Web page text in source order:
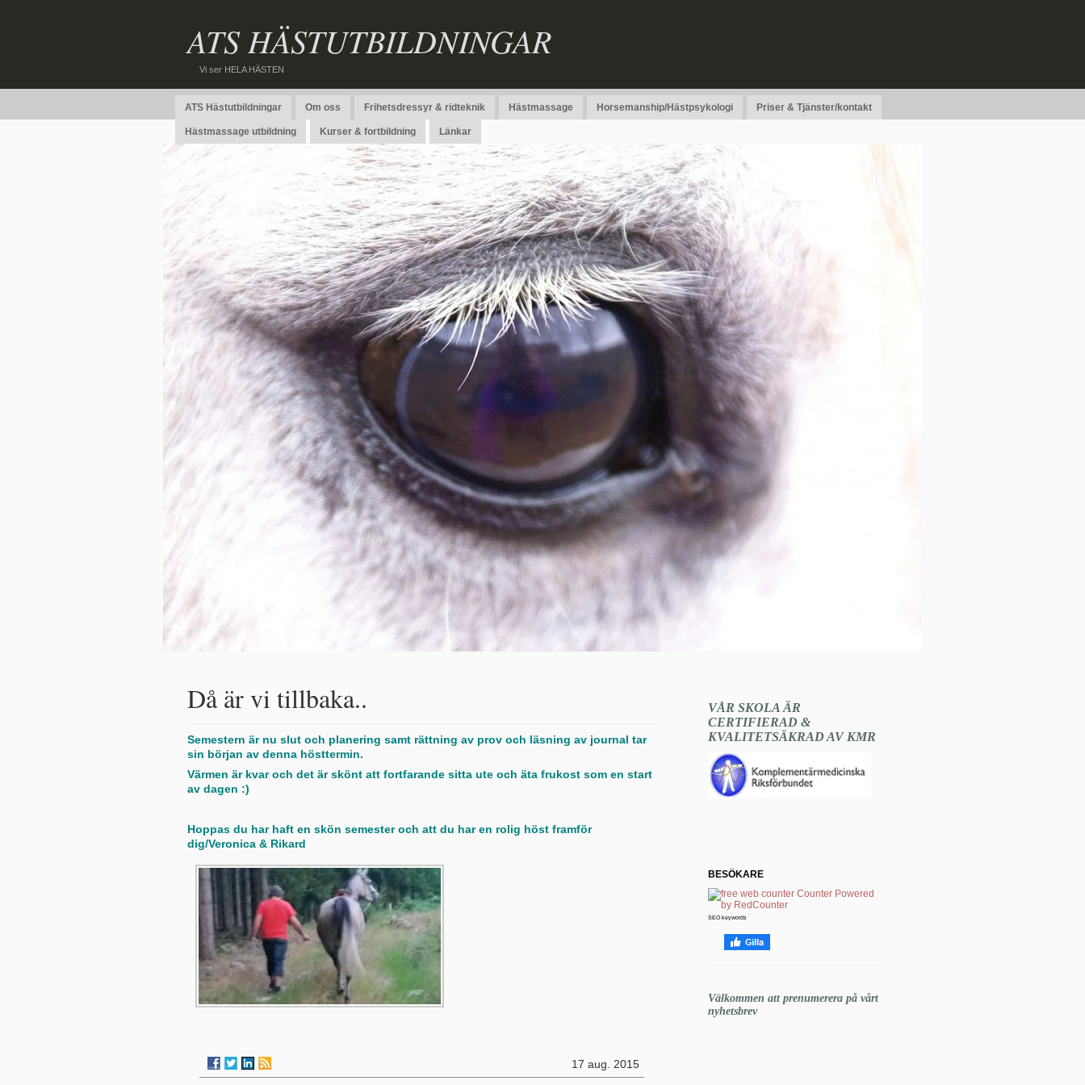
ATS HÄSTUTBILDNINGAR
Vi ser HELA HÄSTEN
ATS Hästutbildningar Om oss Frihetsdressyr & ridteknik Hästmassage Horsemanship/Hästpsykologi Priser & Tjänster/kontakt
Hästmassage utbildning Kurser & fortbildning Länkar
Då är vi tillbaka..
Semestern är nu slut och planering samt rättning av prov och läsning av journal tar
sin början av denna hösttermin.
Värmen är kvar och det är skönt att fortfarande sitta ute och äta frukost som en start
av dagen :)
Hoppas du har haft en skön semester och att du har en rolig höst framför
dig/Veronica & Rikard
17 aug. 2015
VÅR SKOLA ÄR
CERTIFIERAD &
KVALITETSÄKRAD AV KMR
BESÖKARE
SEO keywords
Välkommen att prenumerera på vårt
nyhetsbrev